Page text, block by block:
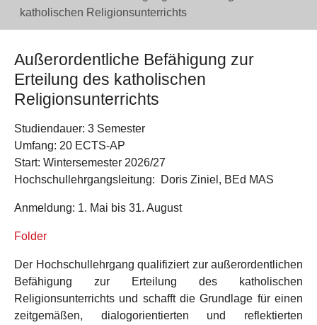
katholischen Religionsunterrichts
Außerordentliche Befähigung zur
Erteilung des katholischen
Religionsunterrichts
Studiendauer: 3 Semester
Umfang: 20 ECTS-AP
Start: Wintersemester 2026/27
Hochschullehrgangsleitung:
Doris Ziniel, BEd MAS
Anmeldung: 1. Mai bis 31. August
Folder
Der Hochschullehrgang qualifiziert zur außerordentlichen
Befähigung zur Erteilung des katholischen
Religionsunterrichts und schafft die Grundlage für einen
zeitgemäßen, dialogorientierten und reflektierten